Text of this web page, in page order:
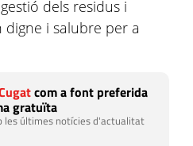
dels residus i
i salubre per a
com a font preferida
gratuïta
les últimes notícies d'actualitat